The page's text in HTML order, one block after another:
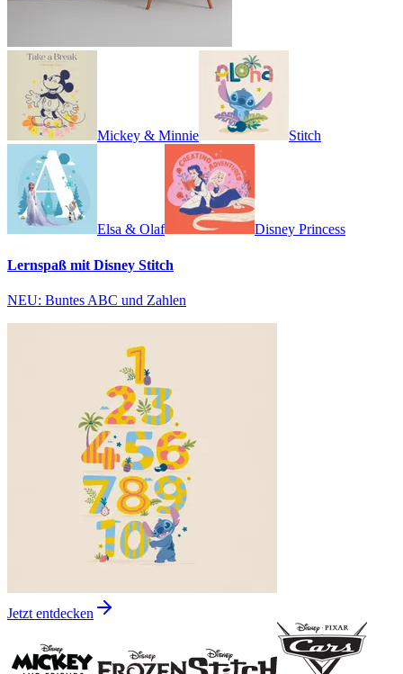
Mickey & Minnie Stitch
Elsa & Olaf Disney Princess
Lernspaß mit Disney Stitch
NEU: Buntes ABC und Zahlen
Jetzt entdecken